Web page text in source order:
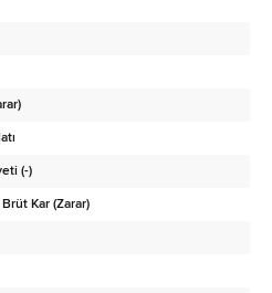
Giderler
Varlıklar
(-)
Kar (Zarar)